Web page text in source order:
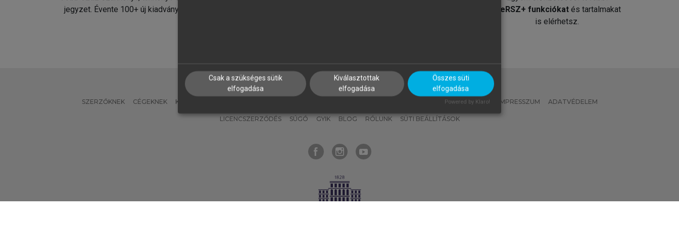
jegyzet. Évente 100+ új kiadvány.
MeRSZ+ funkciókat és tartalmakat
is elérhetsz.
SZERZŐKNEK CÉGEKNEK KÖNYVTÁROSOKNAK MI – ÁLTALÁNOS IRÁNYELVEK IMPRESSZUM ADATVÉDELEM
LICENCSZERZŐDÉS SÚGÓ GYIK BLOG RÓLUNK SÜTI BEÁLLÍTÁSOK
Csak a szükséges sütik
elfogadása
Kiválasztottak
elfogadása
Összes süti
elfogadása
Powered by Klaro!